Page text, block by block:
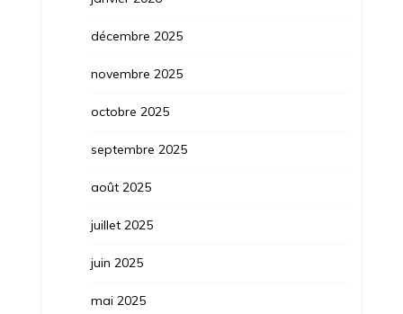
décembre 2025
novembre 2025
octobre 2025
septembre 2025
août 2025
juillet 2025
juin 2025
mai 2025